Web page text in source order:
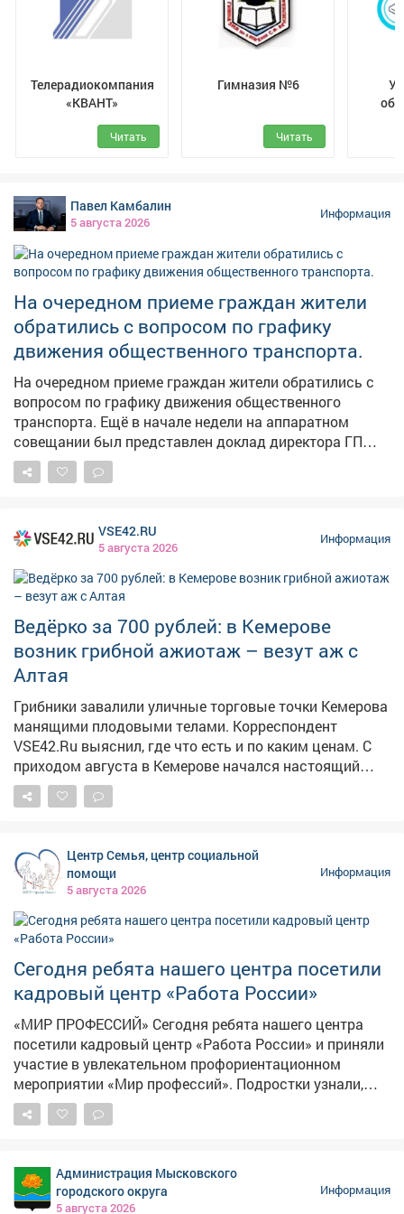
Телерадиокомпания
«КВАНТ»
Читать
Гимназия №6
Читать
Павел Камбалин
5 августа 2026
Информация
На очередном приеме граждан жители
обратились с вопросом по графику
движения общественного транспорта.
На очередном приеме граждан жители обратились с
вопросом по графику движения общественного
транспорта. Ещё в начале недели на аппаратном
совещании был представлен доклад директора ГП
АТП о работе предприятия. Было поручено учесть
пожелания жителей, хотя понимаю, что всем не
благоустройства дворов, капитального ремонта
домов, личные проблемы правового характера.
Попасть на прием по личным вопросам можно
каждые первую и третью среды месяца по адресу пр.
Строителей 18, общественная приемная граждан.
Предварительная запись по телефону: 2-75-04.
VSE42.RU
5 августа 2026
Информация
Ведёрко за 700 рублей: в Кемерове
возник грибной ажиотаж – везут аж с
Алтая
Грибники завалили уличные торговые точки Кемерова
манящими плодовыми телами. Корреспондент
VSE42.Ru выяснил, где что есть и по каким ценам. С
приходом августа в Кемерове начался настоящий
грибной бум: народные рынки так и распирает от
аппетитных грибочков, собранных вручную в лесу.
роскошные трофеи, а горожанам только и остаётся,
что разбирать лесное лакомство как горячие пирожки.
Центр Семья, центр социальной
помощи
5 августа 2026
Информация
Сегодня ребята нашего центра посетили
кадровый центр «Работа России»
«МИР ПРОФЕССИЙ» Сегодня ребята нашего центра
посетили кадровый центр «Работа России» и приняли
участие в увлекательном профориентационном
мероприятии «Мир профессий». Подростки узнали,
какие профессии востребованы в Кузбассе и стране,
чем они отличаются друг от друга и какую пользу
ребят шахтёрские специальности: подробно
разобрали, кто такие шахтёры, какими навыками
нужно обладать, чтобы работать в этой важной
Администрация Мысковского
городского округа
5 августа 2026
Информация